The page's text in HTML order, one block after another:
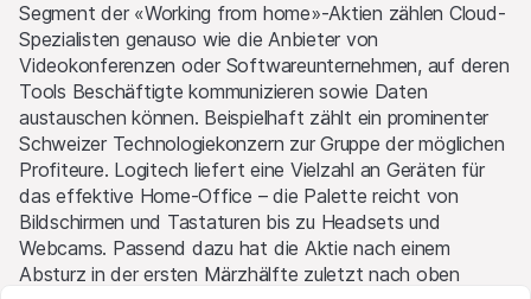
Segment der «Working from home»-Aktien zählen Cloud-
Spezialisten genauso wie die Anbieter von
Videokonferenzen oder Softwareunternehmen, auf deren
Tools Beschäftigte kommunizieren sowie Daten
austauschen können. Beispielhaft zählt ein prominenter
Schweizer Technologiekonzern zur Gruppe der möglichen
Profiteure. Logitech liefert eine Vielzahl an Geräten für
das effektive Home-Office – die Palette reicht von
Bildschirmen und Tastaturen bis zu Headsets und
Webcams. Passend dazu hat die Aktie nach einem
Absturz in der ersten Märzhälfte zuletzt nach oben